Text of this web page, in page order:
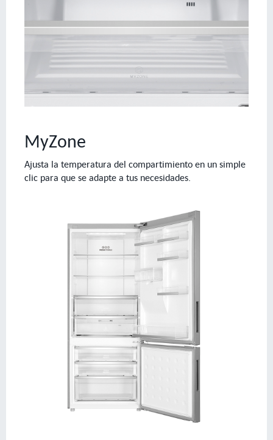
MyZone
Ajusta la temperatura del compartimiento en un simple
clic para que se adapte a tus necesidades.